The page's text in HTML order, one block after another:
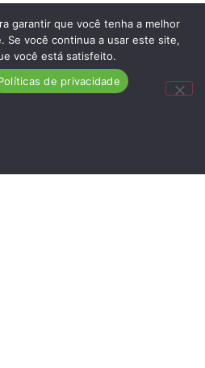
garantir que você tenha a melhor
Se você continua a usar este site,
você está satisfeito.
de privacidade